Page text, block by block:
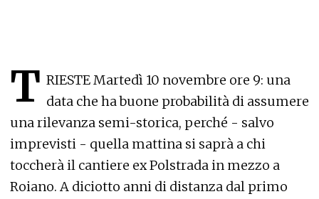
T RIESTE Martedì 10 novembre ore 9: una
data che ha buone probabilità di assumere
una rilevanza semi-storica, perché - salvo
imprevisti - quella mattina si saprà a chi
toccherà il cantiere ex Polstrada in mezzo a
Roiano. A diciotto anni di distanza dal primo